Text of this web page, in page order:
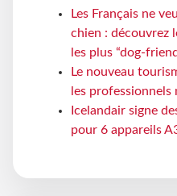
Les Français ne
chien : découvrez
les plus “dog-
Le nouveau
les
Icelandair signe
pour 6 appareils